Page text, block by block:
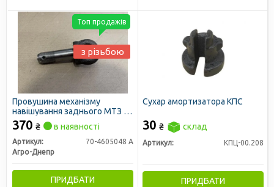
Провушина механізму
навішування заднього МТЗ (з
різьбою) (вир-во Україна)
370 ₴ в наявності
Артикул:
70-4605048 А
Агро-Днепр
ПРИДБАТИ
Топ продажів
з різьбою
Сухар амортизатора КПС
30 ₴ склад
Артикул: КПЦ-00.208
ПРИДБАТИ